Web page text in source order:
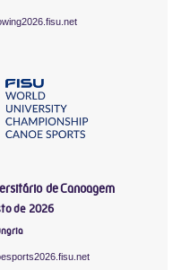
de Canoagem
de 2026